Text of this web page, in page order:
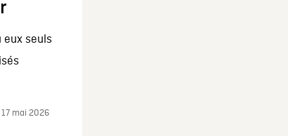
eux seuls
mai 2026